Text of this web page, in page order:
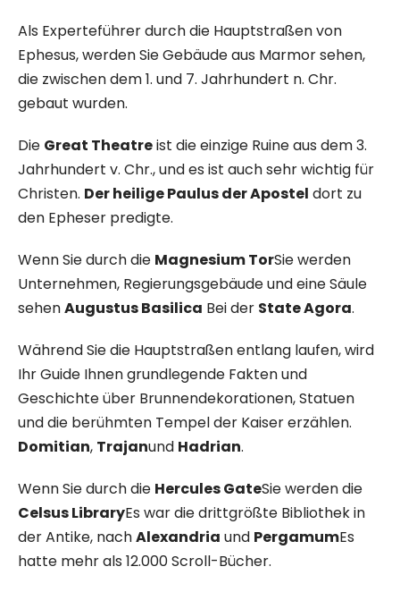
Als Experteführer durch die Hauptstraßen von
Ephesus, werden Sie Gebäude aus Marmor sehen,
die zwischen dem 1. und 7. Jahrhundert n. Chr.
gebaut wurden.
Die Great Theatreist die einzige Ruine aus dem 3.
Jahrhundert v. Chr., und es ist auch sehr wichtig für
Christen. Der heilige Paulus der Apostel dort zu
den Epheser predigte.
Wenn Sie durch die Magnesium TorSie werden
Unternehmen, Regierungsgebäude und eine Säule
sehenAugustus Basilica Bei der State Agora.
Während Sie die Hauptstraßen entlang laufen, wird
Ihr Guide Ihnen grundlegende Fakten und
Geschichte über Brunnendekorationen, Statuen
und die berühmten Tempel der Kaiser erzählen.
Domitian, Trajanund Hadrian.
Wenn Sie durch die Hercules GateSie werden die
Celsus LibraryEs war die drittgrößte Bibliothek in
der Antike, nachAlexandria und PergamumEs
hatte mehr als 12.000 Scroll-Bücher.